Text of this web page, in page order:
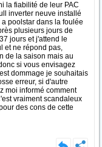
la fiabilité de leur PAC
inverter neuve installé
poolstar dans la foulée
plusieurs jours de
jours et j'attend le
et ne répond pas,
de la saison mais au
si vous envisagez
dommage je souhaitais
erreur, si d'autre
moi informé comment
vraiment scandaleux
des cons de cette